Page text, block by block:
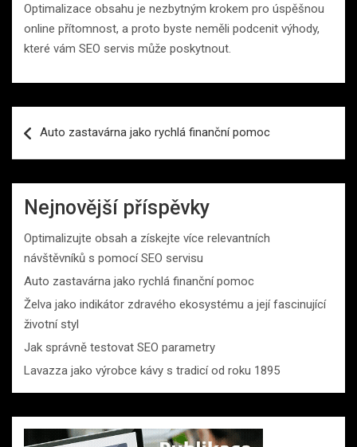
Optimalizace obsahu je nezbytným krokem pro úspěšnou
online přítomnost, a proto byste neměli podcenit výhody,
které vám SEO servis může poskytnout.
proAuto zastavárna jako rychlá finanční pomoc
Nejnovější příspěvky
Optimalizujte obsah a získejte více relevantních
návštěvníků s pomocí SEO servisu
Auto zastavárna jako rychlá finanční pomoc
Želva jako indikátor zdravého ekosystému a její fascinující
životní styl
Jak správně testovat SEO parametry
Lavazza jako výrobce kávy s tradicí od roku 1895